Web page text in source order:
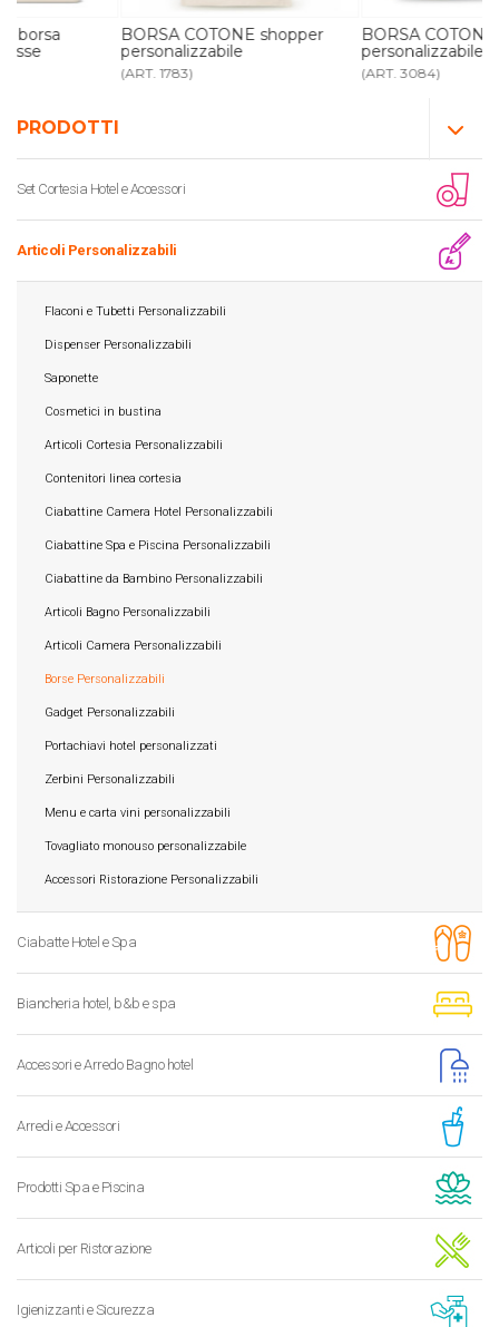
PRODOTTI
Set Cortesia Hotel e Accessori
Articoli Personalizzabili
Flaconi e Tubetti Personalizzabili
Dispenser Personalizzabili
Saponette
Cosmetici in bustina
Articoli Cortesia Personalizzabili
Contenitori linea cortesia
Ciabattine Camera Hotel Personalizzabili
Ciabattine Spa e Piscina Personalizzabili
Ciabattine da Bambino Personalizzabili
Articoli Bagno Personalizzabili
Articoli Camera Personalizzabili
Borse Personalizzabili
Gadget Personalizzabili
Portachiavi hotel personalizzati
Zerbini Personalizzabili
Menu e carta vini personalizzabili
Tovagliato monouso personalizzabile
Accessori Ristorazione Personalizzabili
Ciabatte Hotel e Spa
Biancheria hotel, b&b e spa
Accessori e Arredo Bagno hotel
Arredi e Accessori
Prodotti Spa e Piscina
Articoli per Ristorazione
Igienizzanti e Sicurezza
BORSA COTONE shopper
personalizzabile
BORSA COTONE borsa mare
personalizzabile